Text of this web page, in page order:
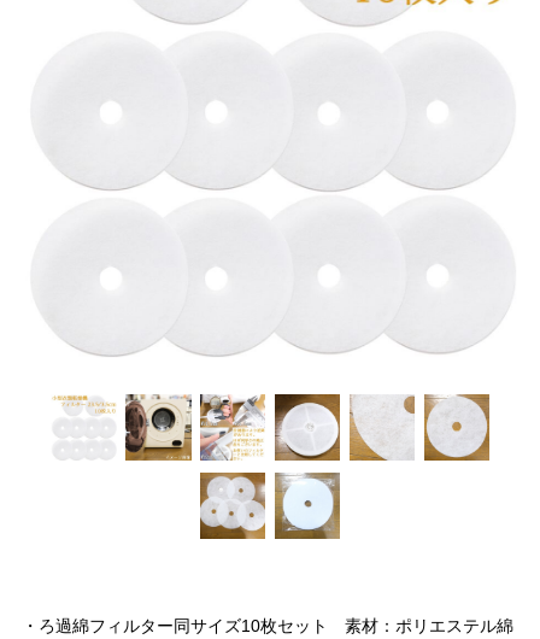
・ろ過綿フィルター同サイズ10枚セット 素材：ポリエステル綿